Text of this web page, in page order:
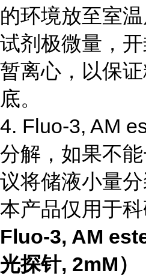
的环境放至室
试剂极微量，
暂离心，以保
底。
4. Fluo-3, AM
分解，如果不
议将储液小量分
本产品仅用于
Fluo-3, AM
光探针, 2mM）